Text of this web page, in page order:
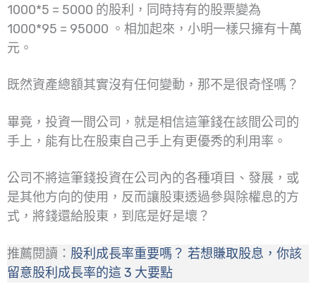
1000*5 = 5000 的股利，同時持有的股票變為
1000*95 = 95000 。相加起來，小明一樣只擁有十萬
元。
既然資產總額其實沒有任何變動，那不是很奇怪嗎？
畢竟，投資一間公司，就是相信這筆錢在該間公司的
手上，能有比在股東自己手上有更優秀的利用率。
公司不將這筆錢投資在公司內的各種項目、發展，或
是其他方向的使用，反而讓股東透過參與除權息的方
式，將錢還給股東，到底是好是壞？
推薦閱讀： 股利成長率重要嗎？ 若想賺取股息，你該
留意股利成長率的這 3 大要點